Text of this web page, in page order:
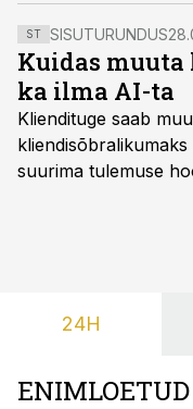
ST SISUTURUNDUS
Kuidas
ka ilma AI-ta
Kliendituge saab
suurima tulemuse
24H
ENIMLOETUD